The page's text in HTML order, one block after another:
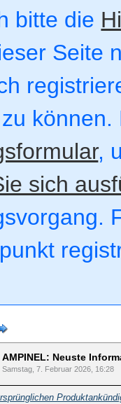
bitte die
Seite
,
sich
AMPINEL: Neuste
Samstag, 7. Februar 2026, 16:28